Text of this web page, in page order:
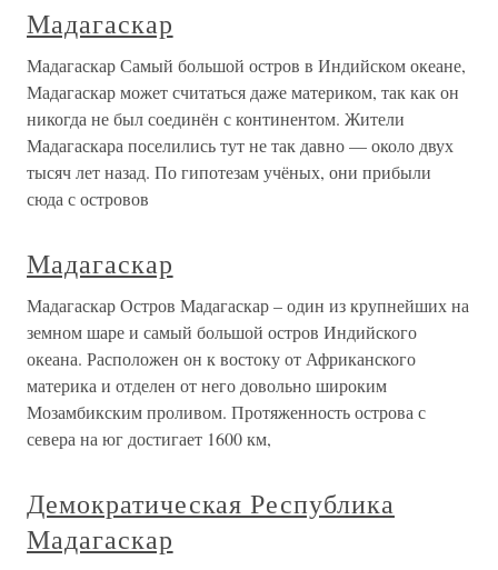
Мадагаскар
Мадагаскар Самый большой остров в Индийском океане,
Мадагаскар может считаться даже материком, так как он
никогда не был соединён с континентом. Жители
Мадагаскара поселились тут не так давно — около двух
тысяч лет назад. По гипотезам учёных, они прибыли
сюда с островов
Мадагаскар
Мадагаскар Остров Мадагаскар – один из крупнейших на
земном шаре и самый большой остров Индийского
океана. Расположен он к востоку от Африканского
материка и отделен от него довольно широким
Мозамбикским проливом. Протяженность острова с
севера на юг достигает 1600 км,
Демократическая Республика
Мадагаскар